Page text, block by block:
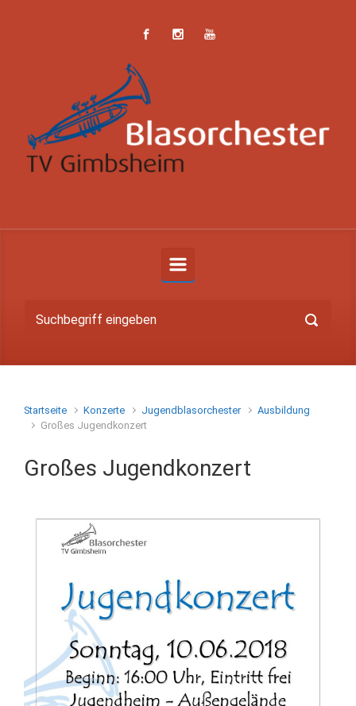
Startseite Konzerte Jugendblasorchester
Ausbildung
Großes Jugendkonzert
Großes Jugendkonzert